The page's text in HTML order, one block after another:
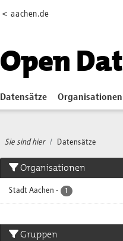
< aachen.de
Open
Datensätze Organisationen
Sie sind hier Datensätze
Organisationen
Stadt Aachen - 1
Gruppen